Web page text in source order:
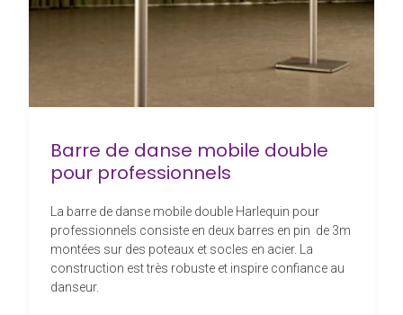
Barre de danse mobile double
pour professionnels
La barre de danse mobile double Harlequin pour
professionnels consiste en deux barres en pin de 3m
montées sur des poteaux et socles en acier. La
construction est très robuste et inspire confiance au
danseur.